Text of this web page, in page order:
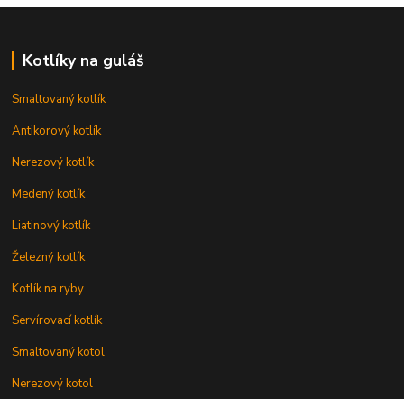
Kotlíky na guláš
Smaltovaný kotlík
Antikorový kotlík
Nerezový kotlík
Medený kotlík
Liatinový kotlík
Železný kotlík
Kotlík na ryby
Servírovací kotlík
Smaltovaný kotol
Nerezový kotol